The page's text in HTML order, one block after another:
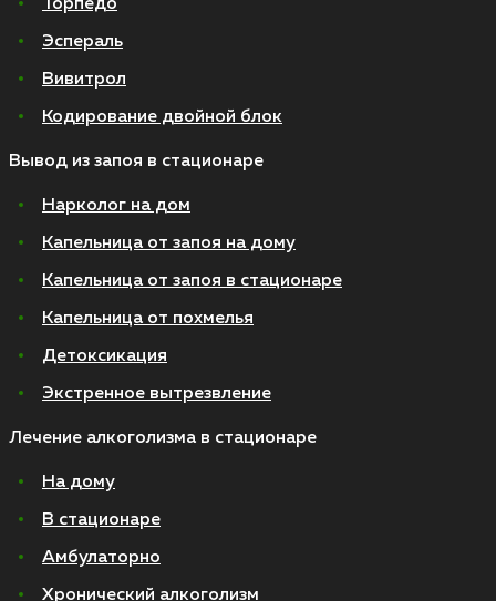
Торпедо
Эспераль
Вивитрол
Кодирование двойной блок
Вывод из запоя в стационаре
Нарколог на дом
Капельница от запоя на дому
Капельница от запоя в стационаре
Капельница от похмелья
Детоксикация
Экстренное вытрезвление
Лечение алкоголизма в стационаре
На дому
В стационаре
Амбулаторно
Хронический алкоголизм